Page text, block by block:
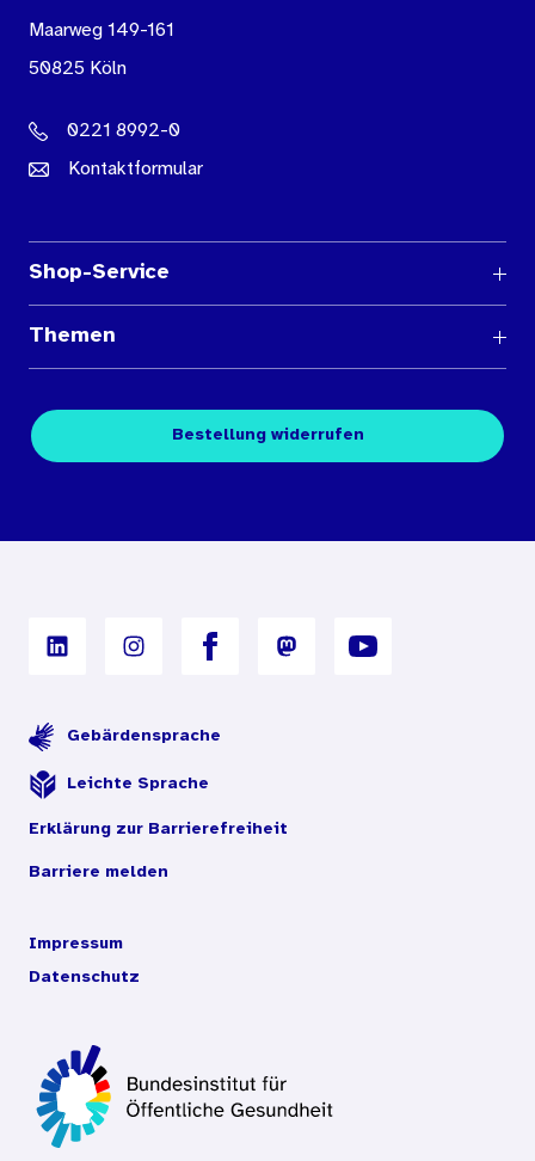
Maarweg 149-161
50825 Köln
0221 8992-0
Kontaktformular
Shop-Service
Medienübersichten
Kontakt
Themen
Fachpublikationen
Digitales Archiv
Bestellung widerrufen
Gebärdensprache
Leichte Sprache
Erklärung zur Barrierefreiheit
Barriere melden
Impressum
Datenschutz